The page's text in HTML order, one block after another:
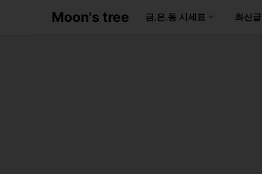
Moon's tree 금,은,동 시세표 최신글